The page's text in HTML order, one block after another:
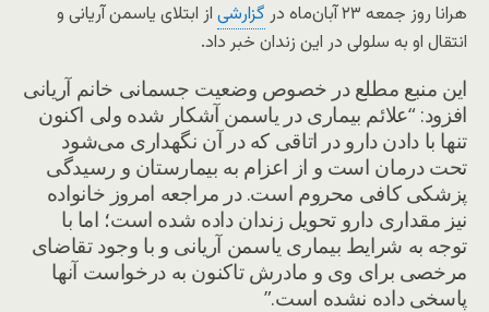
هرانا روز جمعه ۲۳ آبان‌ماه در
گزارشی از ابتلای یاسمن آریانی و
انتقال او به سلولی در این زندان خبر داد.
این منبع مطلع در خصوص وضعیت جسمانی خانم آریانی
افزود: “علائم بیماری در یاسمن آشکار شده ولی اکنون
تنها با دادن دارو در اتاقی که در آن نگهداری می‌شود
تحت درمان است و از اعزام به بیمارستان و رسیدگی
پزشکی کافی محروم است. در مراجعه امروز خانواده
نیز مقداری دارو تحویل زندان داده شده است؛ اما با
توجه به شرایط بیماری یاسمن آریانی و با وجود تقاضای
مرخصی برای وی و مادرش تاکنون به درخواست آنها
پاسخی داده نشده است.”